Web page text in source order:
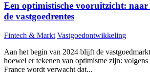
Een optimistische vooruitzicht:
de vastgoedrentes
Fintech & Markt Vastgoedontwikkeling
Aan het begin van 2024 blijft de
hoewel er tekenen van optimisme zijn: volgens
France wordt verwacht dat...